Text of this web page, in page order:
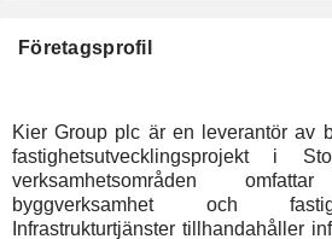
Företagsprofil
Kier Group plc är en leverantör av
fastighetsutvecklingsprojekt i
verksamhetsområden omfattar
byggverksamhet och
Infrastrukturtjänster tillhandahåller